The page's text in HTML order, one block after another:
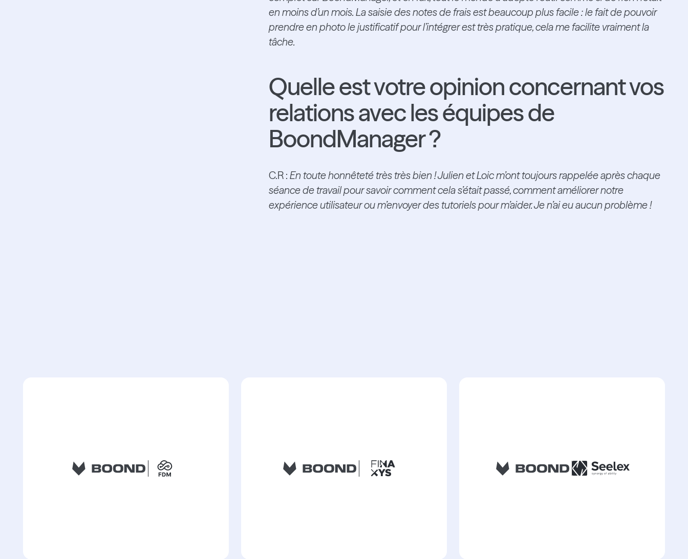
en moins d’un mois. La saisie des notes de frais est beaucoup plus facile : le fait de pouvoir
prendre en photo le justificatif pour l’intégrer est très pratique, cela me facilite vraiment la
tâche.
Quelle est votre opinion concernant vos
relations avec les équipes de
BoondManager ?
C.R : En toute honnêteté très très bien ! Julien et Loic m’ont toujours rappelée après chaque
séance de travail pour savoir comment cela s’était passé, comment améliorer notre
expérience utilisateur ou m’envoyer des tutoriels pour m’aider. Je n’ai eu aucun problème !